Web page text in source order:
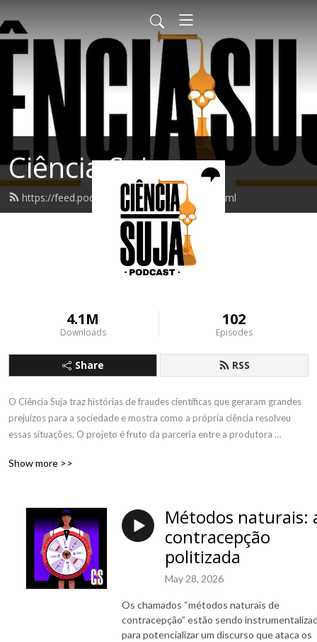
Ciência Suja
https://feed.podbean.com/cienciasuja/feed.xml
4.1M
Downloads
102
Episodes
Share RSS
O Ciência Suja traz histórias de fraudes científicas que geraram grandes
prejuízos para a sociedade e mostra como a própria ciência resolveu
essas situações. O projeto é fruto da parceria entre a produtora
Belo, e os jornalistas especializados na área de saúde e divulgação
Chloé Pinheiro e a apresentadora Meghie Rodrigues. O podcast conta
com o apoio do Instituto Serrapilheira. Acesse o nosso site
www.cienciasuja.com.br para saber mais sobre o projeto e fazer parte
do nosso programa de financiamento coletivo.
Show more >>
Métodos naturais:
contracepção
politizada
May 28, 2026
Os chamados “métodos naturais de
contracepção” estão sendo
para potencializar um discurso que ataca os